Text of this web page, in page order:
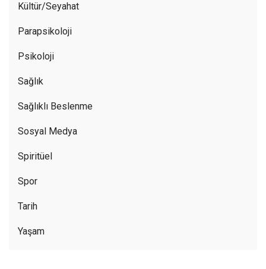
Kültür/Seyahat
Parapsikoloji
Psikoloji
Sağlık
Sağlıklı Beslenme
Sosyal Medya
Spiritüel
Spor
Tarih
Yaşam